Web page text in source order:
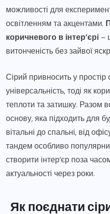
можливості для
освітленням та акцентами.
коричневого в інтер’єрі –
витонченість без зайвої
Сірий привносить у простір
універсальність, тоді як
теплоти та затишку. Разом
основу, яка підходить для
вітальні до спальні, від
тандем особливо
створити інтер’єр поза
актуальності через роки.
Як поєднати